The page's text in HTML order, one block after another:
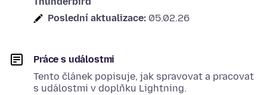
Poslední aktualizace: 05.02.26
Práce s událostmi
Tento článek popisuje, jak spravovat a pracovat
s událostmi v doplňku Lightning.